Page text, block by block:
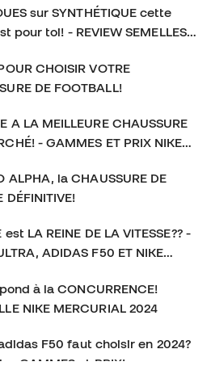
futbolemotionfr/ TIKTOK :
Crampons de
#Football
sur SYNTHÉTIQUE cette
pour toi! - REVIEW SEMELLES
CHOISIR VOTRE
DE FOOTBALL!
A LA MEILLEURE CHAUSSURE
- GAMMES ET PRIX NIKE
ALPHA, la CHAUSSURE DE
DÉFINITIVE!
est LA REINE DE LA VITESSE?? -
ADIDAS F50 ET NIKE
à la CONCURRENCE!
NIKE MERCURIAL 2024
F50 faut choisir en 2024?
GAMMES et PRIX!